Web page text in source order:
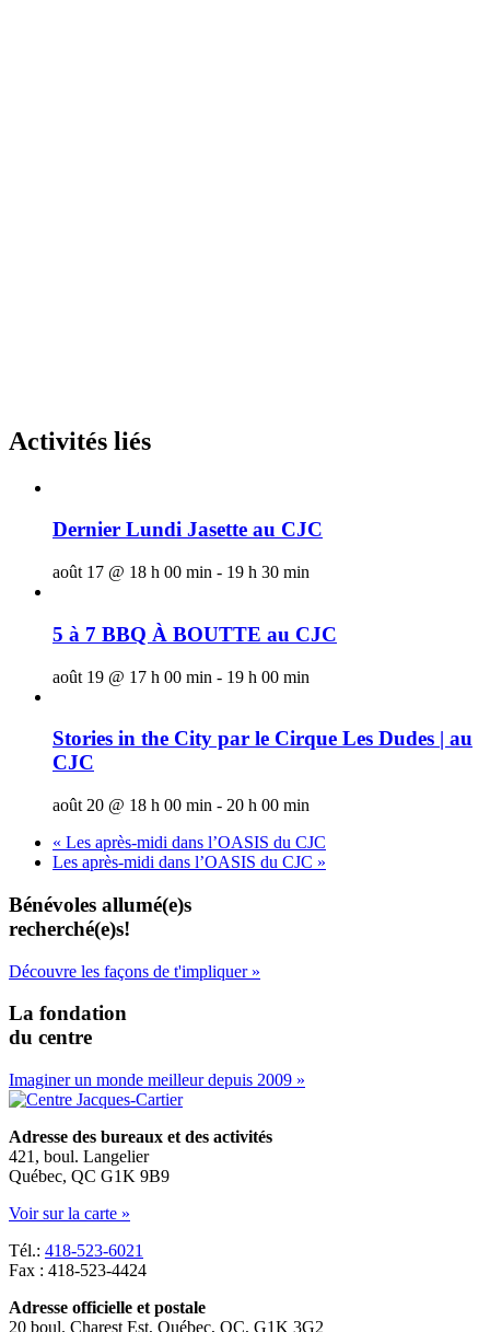
Activités liés
Dernier Lundi Jasette au CJC
août 17 @ 18 h 00 min - 19 h 30 min
5 à 7 BBQ À BOUTTE au CJC
août 19 @ 17 h 00 min - 19 h 00 min
Stories in the City par le Cirque Les Dudes | au
CJC
août 20 @ 18 h 00 min - 20 h 00 min
« Les après-midi dans l’OASIS du CJC
Les après-midi dans l’OASIS du CJC »
Bénévoles allumé(e)s
recherché(e)s!
Découvre les façons de t'impliquer »
La fondation
du centre
Imaginer un monde meilleur depuis 2009 »
Adresse des bureaux et des activités
421, boul. Langelier
Québec, QC G1K 9B9
Voir sur la carte »
Tél.: 418-523-6021
Fax : 418-523-4424
Adresse officielle et postale
20 boul. Charest Est, Québec, QC, G1K 3G2